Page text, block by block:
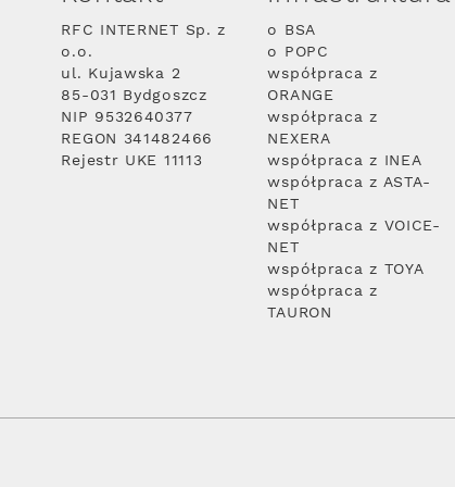
RFC INTERNET Sp. z
o.o.
ul. Kujawska 2
85-031 Bydgoszcz
NIP 9532640377
REGON 341482466
Rejestr UKE 11113
o BSA
o POPC
współpraca z
ORANGE
współpraca z
NEXERA
współpraca z INEA
współpraca z ASTA-
NET
współpraca z VOICE-
NET
współpraca z TOYA
współpraca z
TAURON